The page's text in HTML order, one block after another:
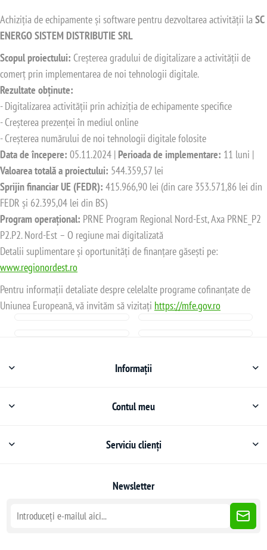
Achiziția de echipamente și software pentru dezvoltarea activității la SC
ENERGO SISTEM DISTRIBUTIE SRL
Scopul proiectului: Creșterea gradului de digitalizare a activității de
comerț prin implementarea de noi tehnologii digitale.
Rezultate obținute:
- Digitalizarea activității prin achiziția de echipamente specifice
- Creșterea prezenței în mediul online
- Creșterea numărului de noi tehnologii digitale folosite
Data de începere: 05.11.2024 | Perioada de implementare: 11 luni |
Valoarea totală a proiectului: 544.359,57 lei
Sprijin financiar UE (FEDR): 415.966,90 lei (din care 353.571,86 lei din
FEDR și 62.395,04 lei din BS)
Program operațional: PRNE Program Regional Nord-Est, Axa PRNE_P2
P2.P2. Nord-Est – O regiune mai digitalizată
Detalii suplimentare și oportunități de finanțare găsești pe:
www.regionordest.ro
Pentru informații detaliate despre celelalte programe cofinanțate de
Uniunea Europeană, vă invităm să vizitați https://mfe.gov.ro
Informații
Contul meu
Serviciu clienți
Newsletter